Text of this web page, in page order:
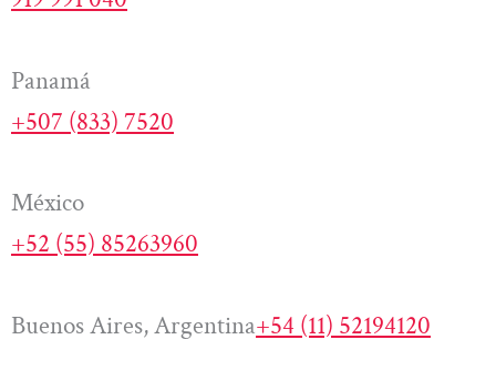
Panamá
+507 (833) 7520
México
+52 (55) 85263960
Buenos Aires, Argentina+54 (11) 52194120